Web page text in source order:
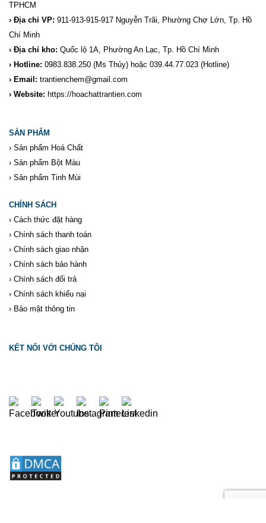
TPHCM
› Địa chỉ VP: 911-913-915-917 Nguyễn Trãi, Phường Chợ Lớn, Tp. Hồ
Chí Minh
› Địa chỉ kho: Quốc lộ 1A, Phường An Lạc, Tp. Hồ Chí Minh
› Hotline: 0983.838.250(Ms Thủy) hoặc 039.44.77.023(Hotline)
› Email: trantienchem@gmail.com
› Website: https://hoachattrantien.com
SẢN PHẨM
› Sản phẩm Hoá Chất
› Sản phẩm Bột Màu
› Sản phẩm Tinh Mùi
CHÍNH SÁCH
› Cách thức đặt hàng
› Chính sách thanh toán
› Chính sách giao nhận
› Chính sách bảo hành
› Chính sách đổi trả
› Chính sách khiếu nại
› Bảo mật thông tin
KẾT NỐI VỚI CHÚNG TÔI